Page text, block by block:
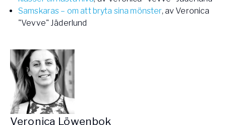
Samskaras – om att bryta sina mönster, av Veronica
"Vevve" Jäderlund
Veronica Löwenbok